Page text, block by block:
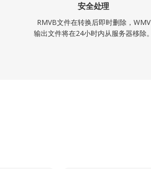
安全处理
RMVB文件在转换后即时删除，WMV
输出文件将在24小时内从服务器移除。